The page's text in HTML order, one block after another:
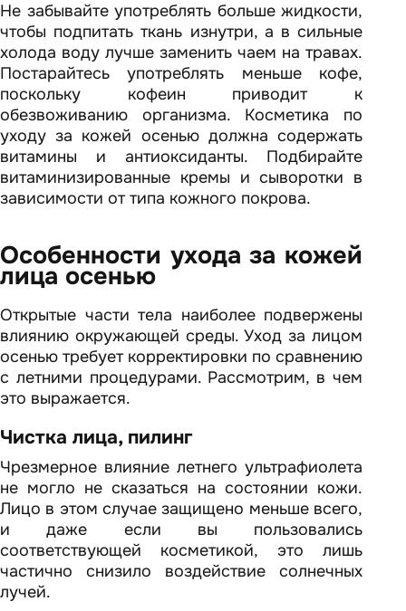
Не забывайте употреблять больше жидкости,
чтобы подпитать ткань изнутри, а в сильные
холода воду лучше заменить чаем на травах.
Постарайтесь употреблять меньше кофе,
поскольку кофеин приводит к
обезвоживанию организма. Косметика по
уходу за кожей осенью должна содержать
витамины и антиоксиданты. Подбирайте
витаминизированные кремы и сыворотки в
зависимости от типа кожного покрова.
Особенности ухода за кожей
лица осенью
Открытые части тела наиболее подвержены
влиянию окружающей среды. Уход за лицом
осенью требует корректировки по сравнению
с летними процедурами. Рассмотрим, в чем
это выражается.
Чистка лица, пилинг
Чрезмерное влияние летнего ультрафиолета
не могло не сказаться на состоянии кожи.
Лицо в этом случае защищено меньше всего,
и даже если вы пользовались
соответствующей косметикой, это лишь
частично снизило воздействие солнечных
лучей.